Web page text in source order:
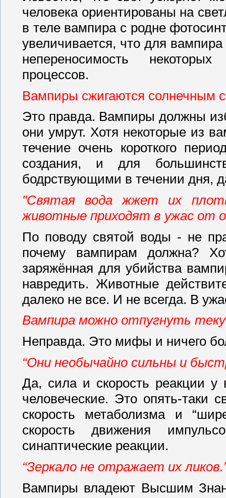
человека ориентированы на
в теле вампира с родне
увеличивается, что для
непереносимость
процессов.
Вампиры сжигаются солнечным
Это правда. Вампиры должны
они умрут. Хотя некоторые из
течение очень короткого
создания, и для
бодрствующими в течении дня,
"Святая вода жжет их
животные приходят в ужас от
По поводу святой воды - не
почему вампирам должна?
заряжённая для убийства
навредить. Животные
далеко не все. И не всегда. В
Вампира можно отпугнуть
Неправда. Это мифы и ничего
“Они необычайно сильны и
Да, сила и скорость реакции
человеческие. Это опять-таки
скорость метаболизма и
скорость движения
синаптические реакции.
“Зеркало не отражает их
Вампиры владеют Высшим